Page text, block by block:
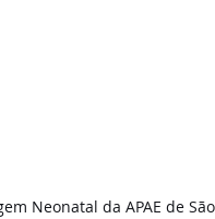
Neonatal da APAE de